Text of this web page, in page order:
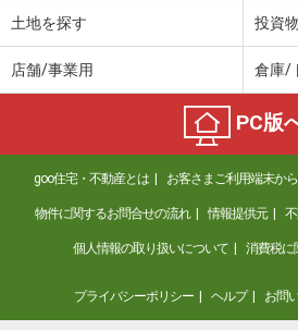
土地を探す 投資
店舗/事業用 倉庫/
PC版
goo住宅・不動産とは お客さまご利用端末か
物件に関するお問合せの流れ 情報提供元
個人情報の取り扱いについて 消費税に
プライバシーポリシー ヘルプ お問